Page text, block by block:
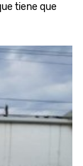
tiene que